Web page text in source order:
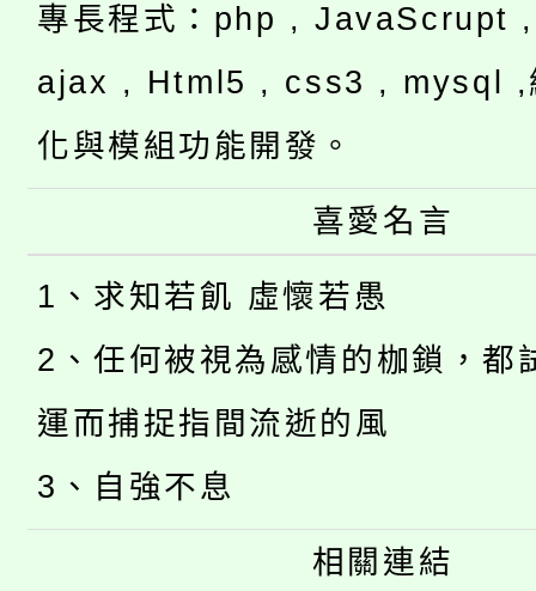
專長程式：php , JavaScrupt
ajax , Html5 , css3 , mysql ,
化與模組功能開發。
喜愛名言
1、求知若飢 虛懷若愚
2、任何被視為感情的枷鎖，都
運而捕捉指間流逝的風
3、自強不息
相關連結